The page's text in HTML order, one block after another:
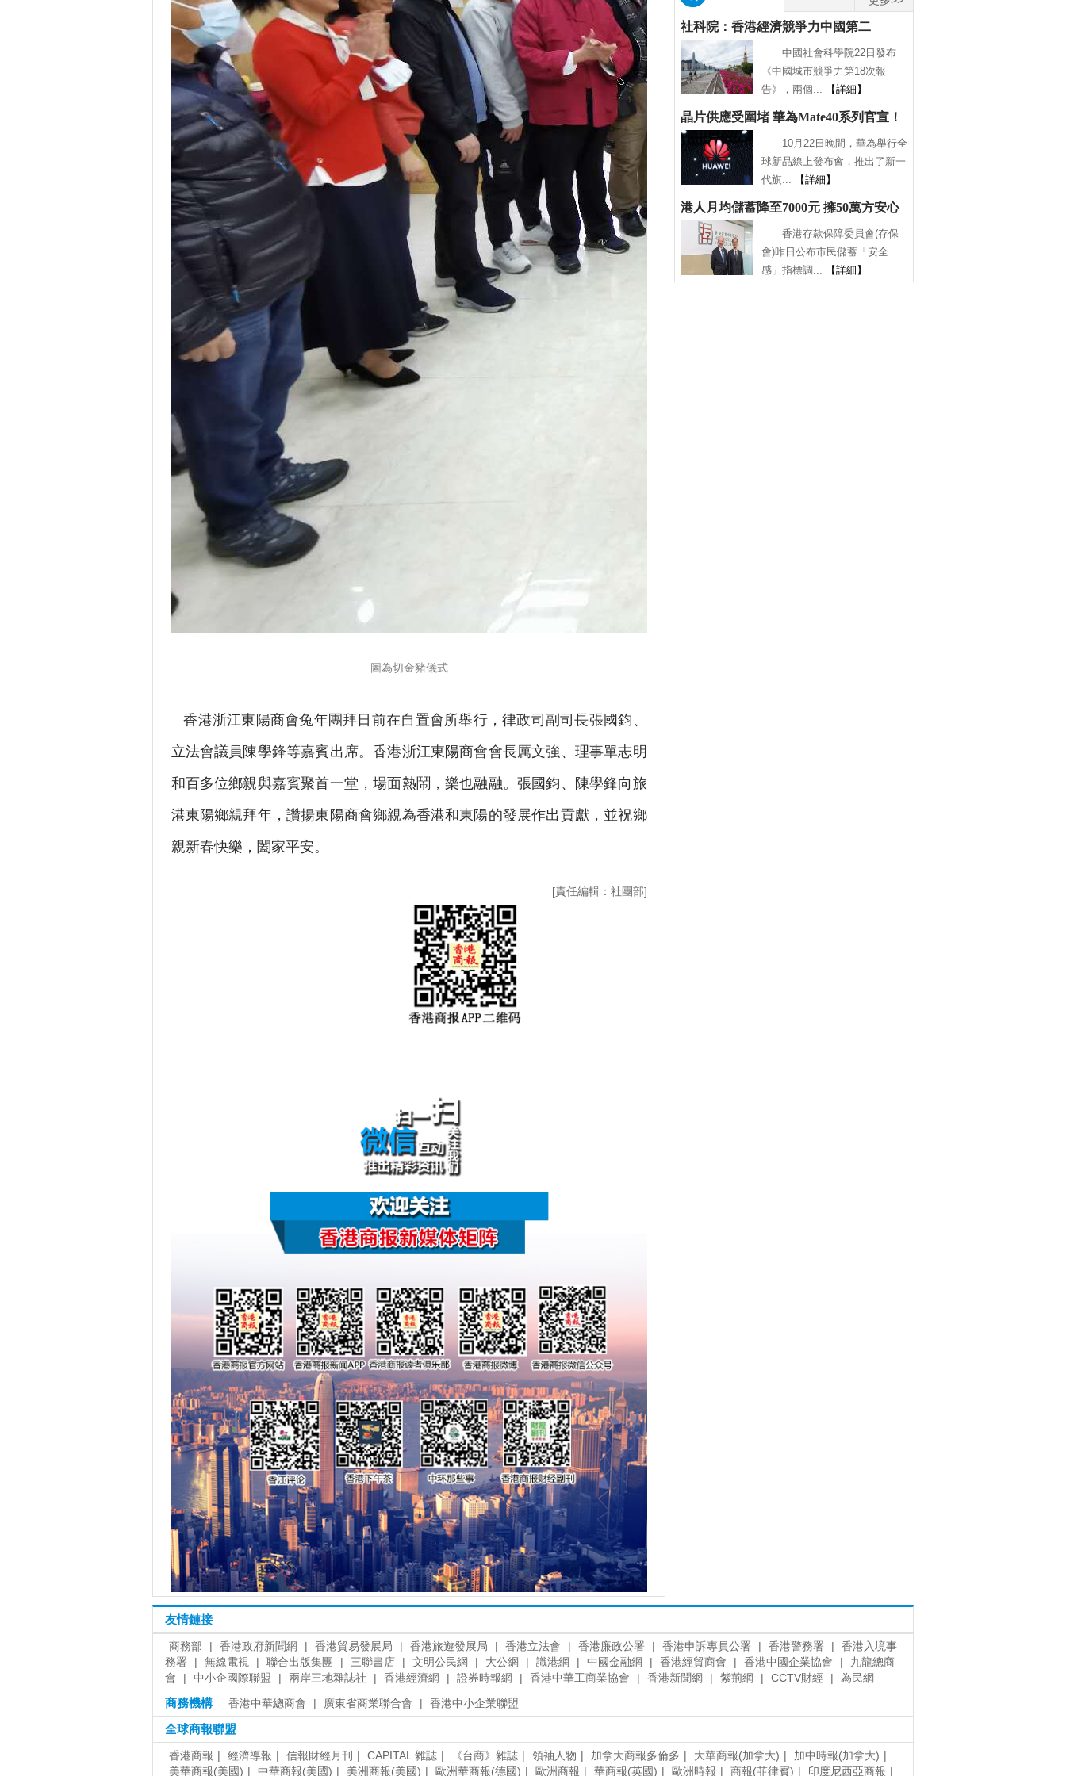
圖為切金豬儀式
香港浙江東陽商會兔年團拜日前在自置會所舉行，律政司副司長張國鈞、
立法會議員陳學鋒等嘉賓出席。香港浙江東陽商會會長厲文強、理事單志明
和百多位鄉親與嘉賓聚首一堂，場面熱鬧，樂也融融。張國鈞、陳學鋒向旅
港東陽鄉親拜年，讚揚東陽商會鄉親為香港和東陽的發展作出貢獻，並祝鄉
親新春快樂，闔家平安。
[責任編輯：社團部]